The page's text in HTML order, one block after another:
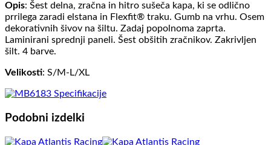
Opis: Šest delna, zračna in hitro sušeča kapa, ki se odlično
prrilega zaradi elstana in Flexfit® traku. Gumb na vrhu. Osem
dekorativnih šivov na šiltu. Zadaj popolnoma zaprta.
Laminirani sprednji paneli. Šest obšitih zračnikov. Zakrivljen
šilt. 4 barve.
Velikosti: S/M-L/XL
Podobni izdelki